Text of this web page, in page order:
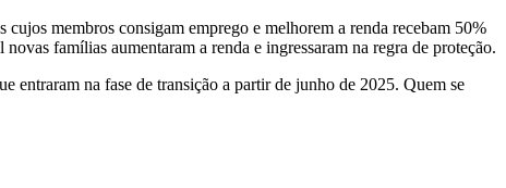
membros consigam emprego e melhorem a renda recebam 50%
famílias aumentaram a renda e ingressaram na regra de proteção.
entraram na fase de transição a partir de junho de 2025. Quem se